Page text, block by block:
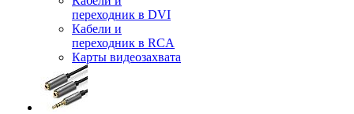
переходник в DVI
Кабели и
переходник в RCA
Карты видеозахвата